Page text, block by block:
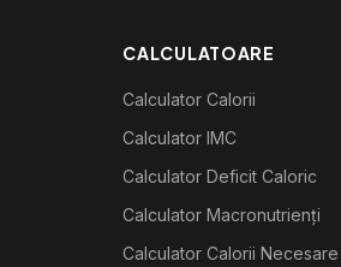
CALCULATOARE
Calculator Calorii
Calculator IMC
Calculator Deficit Caloric
Calculator Macronutrienți
Calculator Calorii Necesare